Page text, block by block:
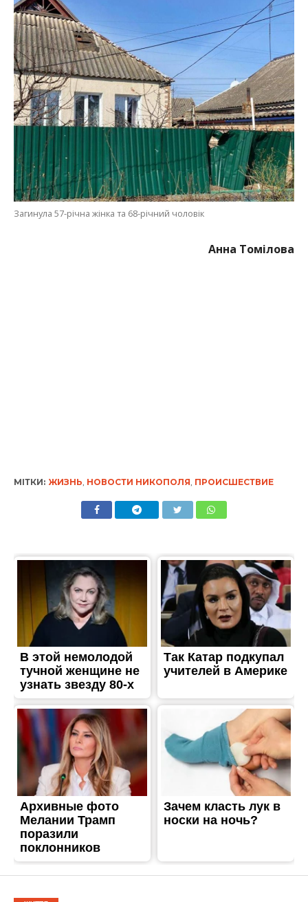
Загинула 57-річна жінка та 68-річний чоловік
Анна Томілова
ЖИТТЯ
Загарбники накрили
вогнем три громади
Нікопольського району
Опубліковано04.03.2023